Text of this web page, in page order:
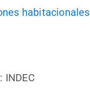
habitacionales
: INDEC